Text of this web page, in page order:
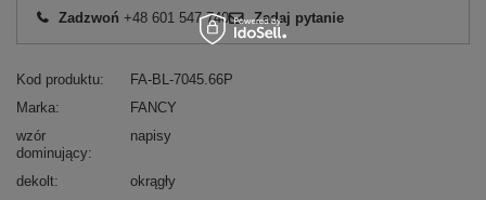
Zadzwoń +48 601 547 740 Zadaj pytanie
Kod produktu
FA-BL-7045.66P
Marka
FANCY
wzór
dominujący
napisy
dekolt
okrągły